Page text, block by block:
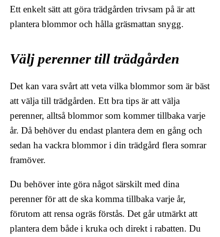
Ett enkelt sätt att göra trädgården trivsam på är att
plantera blommor och hålla gräsmattan snygg.
Välj perenner till trädgården
Det kan vara svårt att veta vilka blommor som är bäst
att välja till trädgården. Ett bra tips är att välja
perenner, alltså blommor som kommer tillbaka varje
år. Då behöver du endast plantera dem en gång och
sedan ha vackra blommor i din trädgård flera somrar
framöver.
Du behöver inte göra något särskilt med dina
perenner för att de ska komma tillbaka varje år,
förutom att rensa ogräs förstås. Det går utmärkt att
plantera dem både i kruka och direkt i rabatten. Du